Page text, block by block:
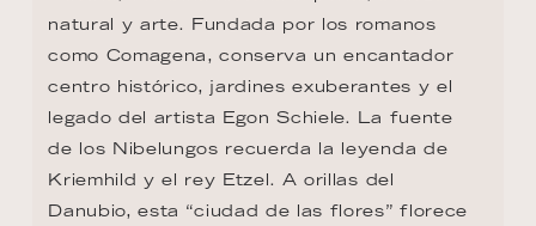
natural y arte. Fundada por los romanos
como Comagena, conserva un encantador
centro histórico, jardines exuberantes y el
legado del artista Egon Schiele. La fuente
de los Nibelungos recuerda la leyenda de
Kriemhild y el rey Etzel. A orillas del
Danubio, esta “ciudad de las flores” florece